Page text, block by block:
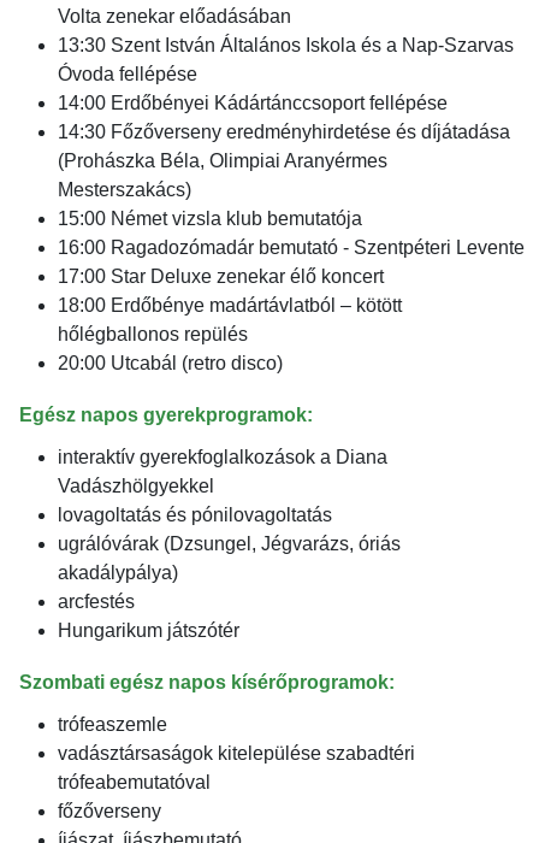
Volta zenekar előadásában
13:30 Szent István Általános Iskola és a Nap-Szarvas
Óvoda fellépése
14:00 Erdőbényei Kádártánccsoport fellépése
14:30 Főzőverseny eredményhirdetése és díjátadása
(Prohászka Béla, Olimpiai Aranyérmes
Mesterszakács)
15:00 Német vizsla klub bemutatója
16:00 Ragadozómadár bemutató - Szentpéteri Levente
17:00 Star Deluxe zenekar élő koncert
18:00 Erdőbénye madártávlatból – kötött
hőlégballonos repülés
20:00 Utcabál (retro disco)
Egész napos gyerekprogramok:
interaktív gyerekfoglalkozások a Diana
Vadászhölgyekkel
lovagoltatás és pónilovagoltatás
ugrálóvárak (Dzsungel, Jégvarázs, óriás
akadálypálya)
arcfestés
Hungarikum játszótér
Szombati egész napos kísérőprogramok:
trófeaszemle
vadásztársaságok kitelepülése szabadtéri
trófeabemutatóval
főzőverseny